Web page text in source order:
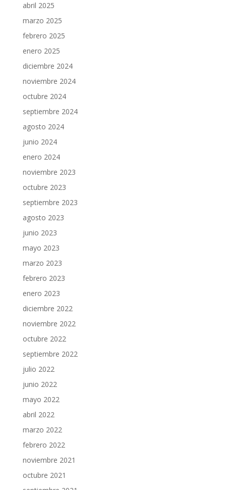
abril 2025
marzo 2025
febrero 2025
enero 2025
diciembre 2024
noviembre 2024
octubre 2024
septiembre 2024
agosto 2024
junio 2024
enero 2024
noviembre 2023
octubre 2023
septiembre 2023
agosto 2023
junio 2023
mayo 2023
marzo 2023
febrero 2023
enero 2023
diciembre 2022
noviembre 2022
octubre 2022
septiembre 2022
julio 2022
junio 2022
mayo 2022
abril 2022
marzo 2022
febrero 2022
noviembre 2021
octubre 2021